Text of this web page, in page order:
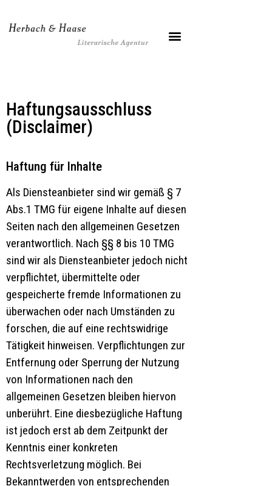
Haftungsausschluss
(Disclaimer)
Haftung für Inhalte
Als Diensteanbieter sind wir gemäß § 7
Abs.1 TMG für eigene Inhalte auf diesen
Seiten nach den allgemeinen Gesetzen
verantwortlich. Nach §§ 8 bis 10 TMG
sind wir als Diensteanbieter jedoch nicht
verpflichtet, übermittelte oder
gespeicherte fremde Informationen zu
überwachen oder nach Umständen zu
forschen, die auf eine rechtswidrige
Tätigkeit hinweisen. Verpflichtungen zur
Entfernung oder Sperrung der Nutzung
von Informationen nach den
allgemeinen Gesetzen bleiben hiervon
unberührt. Eine diesbezügliche Haftung
ist jedoch erst ab dem Zeitpunkt der
Kenntnis einer konkreten
Rechtsverletzung möglich. Bei
Bekanntwerden von entsprechenden